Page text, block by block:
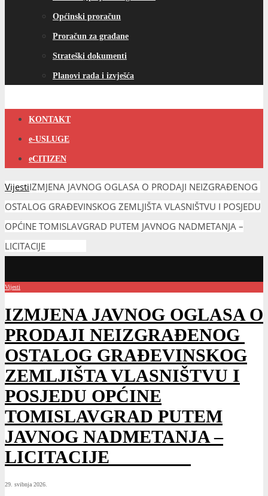
Općinski proračun
Proračun za građane
Strateški dokumenti
Planovi rada i izvješća
KONTAKT
e-USLUGE
eCITIZEN
VijestiIZMJENA JAVNOG OGLASA O PRODAJI NEIZGRAĐENOG
OSTALOG GRAĐEVINSKOG ZEMLJIŠTA VLASNIŠTVU I POSJEDU
OPĆINE TOMISLAVGRAD PUTEM JAVNOG NADMETANJA –
LICITACIJE
Vijesti
IZMJENA JAVNOG OGLASA O
PRODAJI NEIZGRAĐENOG
OSTALOG GRAĐEVINSKOG
ZEMLJIŠTA VLASNIŠTVU I
POSJEDU OPĆINE
TOMISLAVGRAD PUTEM
JAVNOG NADMETANJA –
LICITACIJE
29. svibnja 2026.